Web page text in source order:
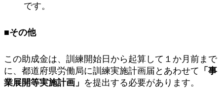
です。
■その他
この助成金は、訓練開始日から起算して１か月前まで
に、都道府県労働局に訓練実施計画届とあわせて 「事
業展開等実施計画」 を提出する必要があります。